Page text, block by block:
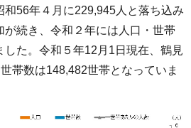
和56年４月に229,945人と落ち込み
が続き、令和２年には人口・世帯
た。令和５年12月1日現在、鶴見
帯数は148,482世帯となっていま